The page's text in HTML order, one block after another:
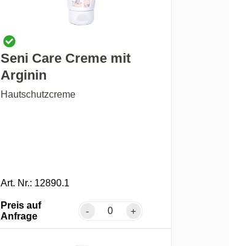
Seni Care Creme mit
Arginin
Hautschutzcreme
Art. Nr.: 12890.1
Preis auf
Anfrage
- +